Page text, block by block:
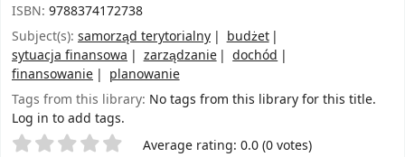
ISBN: 9788374172738
Subject(s): samorząd terytorialny
budżet
sytuacja finansowa
zarządzanie
dochód
finansowanie
planowanie
Tags from this library: No tags from this library for this title.
Log in to add tags.
Star ratings Average rating: 0.0 (0 votes)